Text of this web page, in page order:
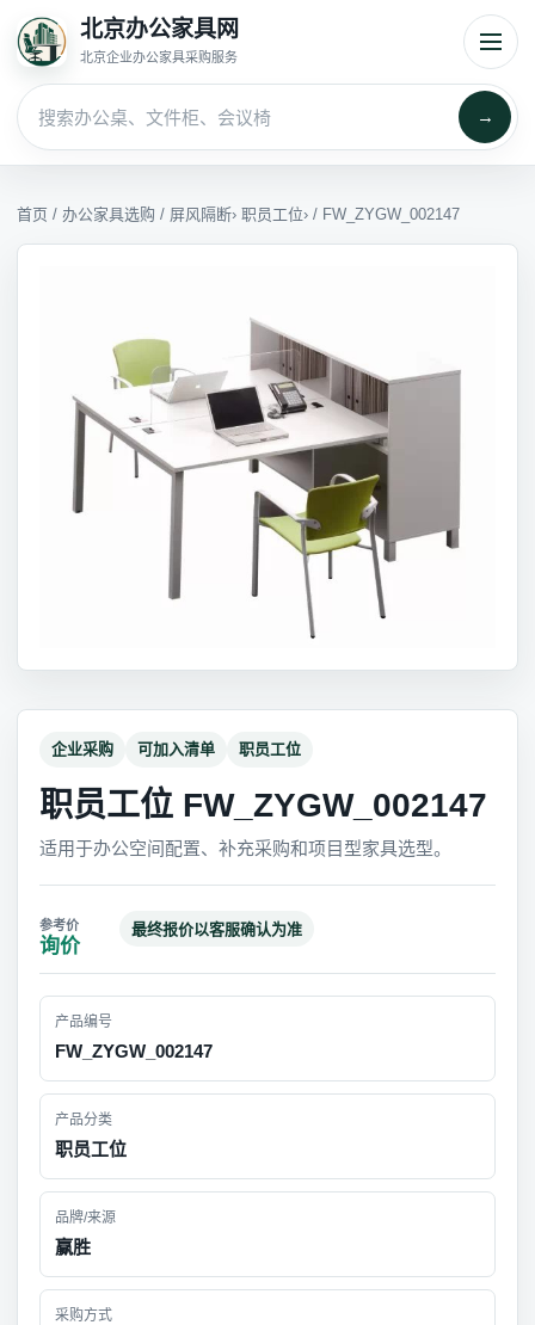
北京办公家具网
北京企业办公家具采购服务
→
首页 / 办公家具选购 / 屏风隔断› 职员工位› / FW_ZYGW_002147
企业采购 可加入清单 职员工位
职员工位 FW_ZYGW_002147
适用于办公空间配置、补充采购和项目型家具选型。
询价
最终报价以客服确认为准
产品编号
FW_ZYGW_002147
产品分类
职员工位
品牌/来源
赢胜
采购方式